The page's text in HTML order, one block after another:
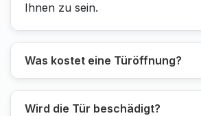
Ihnen zu sein.
Was kostet eine Türöffnung?
Wird die Tür beschädigt?